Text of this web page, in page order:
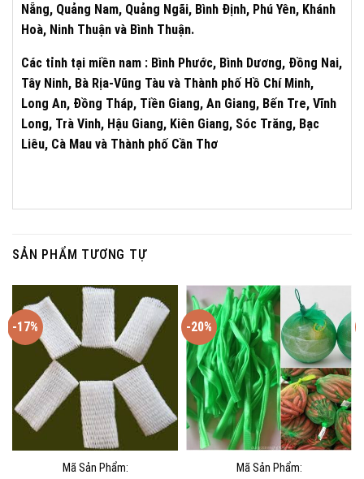
Nẵng, Quảng Nam, Quảng Ngãi, Bình Định, Phú Yên, Khánh
Hoà, Ninh Thuận và Bình Thuận.
Các tỉnh tại miền nam : Bình Phước, Bình Dương, Đồng Nai,
Tây Ninh, Bà Rịa-Vũng Tàu và Thành phố Hồ Chí Minh,
Long An, Đồng Tháp, Tiền Giang, An Giang, Bến Tre, Vĩnh
Long, Trà Vinh, Hậu Giang, Kiên Giang, Sóc Trăng, Bạc
Liêu, Cà Mau và Thành phố Cần Thơ
SẢN PHẨM TƯƠNG TỰ
-17%
Mã Sản Phẩm:
-20%
Mã Sản Phẩm: